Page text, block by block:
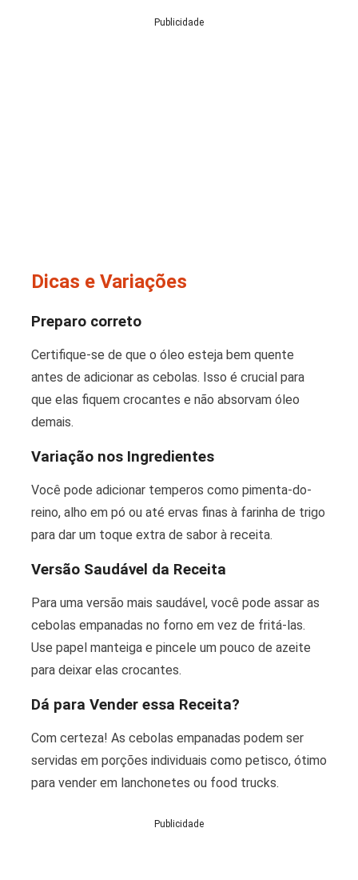
Publicidade
Dicas e Variações
Preparo correto
Certifique-se de que o óleo esteja bem quente
antes de adicionar as cebolas. Isso é crucial para
que elas fiquem crocantes e não absorvam óleo
demais.
Variação nos Ingredientes
Você pode adicionar temperos como pimenta-do-
reino, alho em pó ou até ervas finas à farinha de trigo
para dar um toque extra de sabor à receita.
Versão Saudável da Receita
Para uma versão mais saudável, você pode assar as
cebolas empanadas no forno em vez de fritá-las.
Use papel manteiga e pincele um pouco de azeite
para deixar elas crocantes.
Dá para Vender essa Receita?
Com certeza! As cebolas empanadas podem ser
servidas em porções individuais como petisco, ótimo
para vender em lanchonetes ou food trucks.
Publicidade